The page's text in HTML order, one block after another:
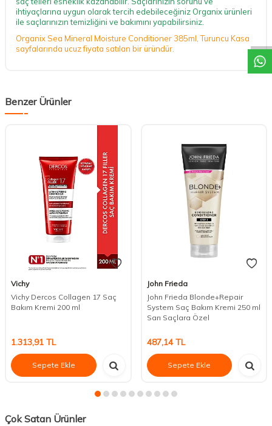
ihtiyaçlarına uygun olarak tercih edebileceğiniz Organix ürünleri
ile saçlarınızın temizliğini ve bakımını yapabilirsiniz.
Organix Sea Mineral Moisture Conditioner 385ml, Turuncu Kasa
sayfalarında ucuz fiyata satılan bir üründür.
Benzer Ürünler
Vichy
Vichy Dercos Collagen 17 Saç
Bakım Kremi 200 ml
1.313,91 TL
Sepete Ekle
John Frieda
John Frieda Blonde+Repair
System Saç Bakım Kremi 250 ml
Sarı Saçlara Özel
487,14TL
Sepete Ekle
Çok Satan Ürünler